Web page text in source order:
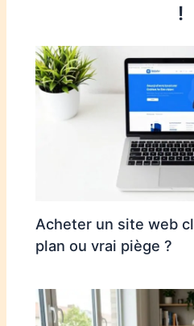
!
Acheter un site web
plan ou vrai piège ?